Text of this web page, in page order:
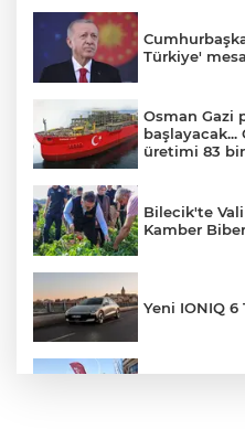
Türkiye'
Osman Gazi
başlayacak...
üretimi 83
Bilecik'te
Kamber
Yeni IONIQ 6